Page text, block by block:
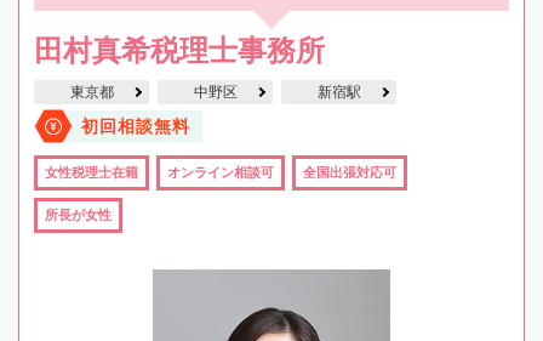
田村真希税理士事務所
東京都 中野区 新宿駅
初回相談無料
女性税理士在籍 オンライン相談可 全国出張対応可
所長が女性